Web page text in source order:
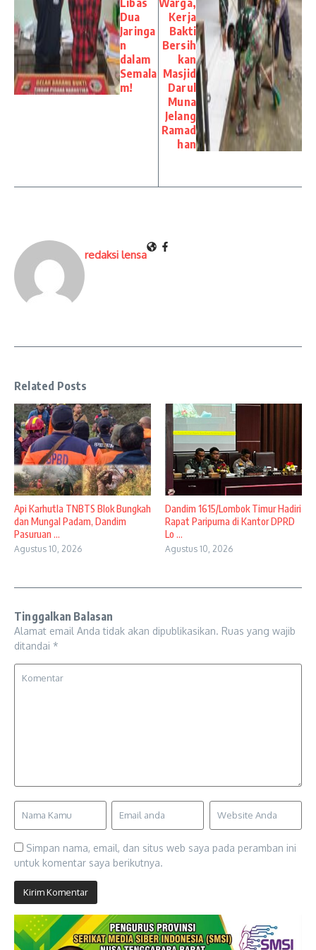
Libas
Dua
Jaringa
n
dalam
Semala
m! ​
Warga,
Kerja
Bakti
Bersih
kan
Masjid
Darul
Muna
Jelang
Ramad
han
redaksi lensa
Related Posts
Api Karhutla TNBTS Blok Bungkah
dan Mungal Padam, Dandim
Pasuruan ...
Agustus 10, 2026
Dandim 1615/Lombok Timur Hadiri
Rapat Paripurna di Kantor DPRD
Lo ...
Agustus 10, 2026
Tinggalkan Balasan
Alamat email Anda tidak akan dipublikasikan. Ruas yang wajib
ditandai *
Simpan nama, email, dan situs web saya pada peramban ini
untuk komentar saya berikutnya.